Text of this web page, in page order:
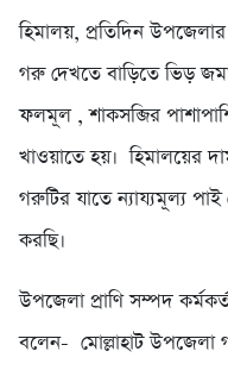
হিমালয়, প্রতিদিন
গরু দেখতে বাড়িতে ভিড়
ফলমূল , শাকসব্জির
খাওয়াতে হয়। হিমালয়ের
গরুটির যাতে ন্যায্যমূল্য
করছি।
উপজেলা প্রাণি সম্পদ
বলেন- মোল্লাহাট উপজেলা